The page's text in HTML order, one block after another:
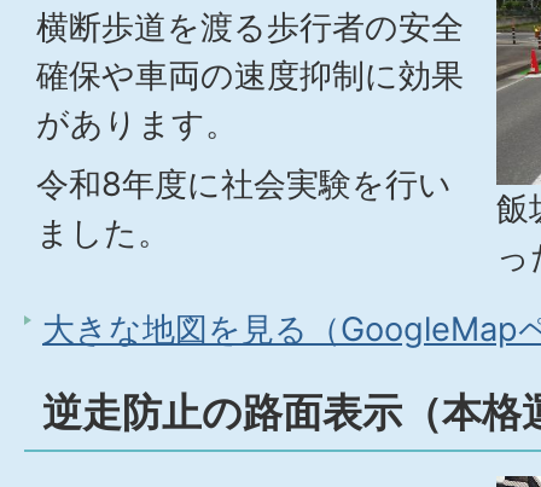
飯
横断歩道を渡る歩行者の安全
確保や車両の速度抑制に効果
があります。
令和8年度に社会実験を行い
ました。
大きな地図を見る（GoogleMap
逆走防止の路面表示（本格